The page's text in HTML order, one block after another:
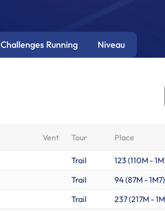
Challenges Running Niveau
Vent Tour Place
Trail 123 (110M -
Trail 94 (87M -1M7)
Trail 237 (217M -